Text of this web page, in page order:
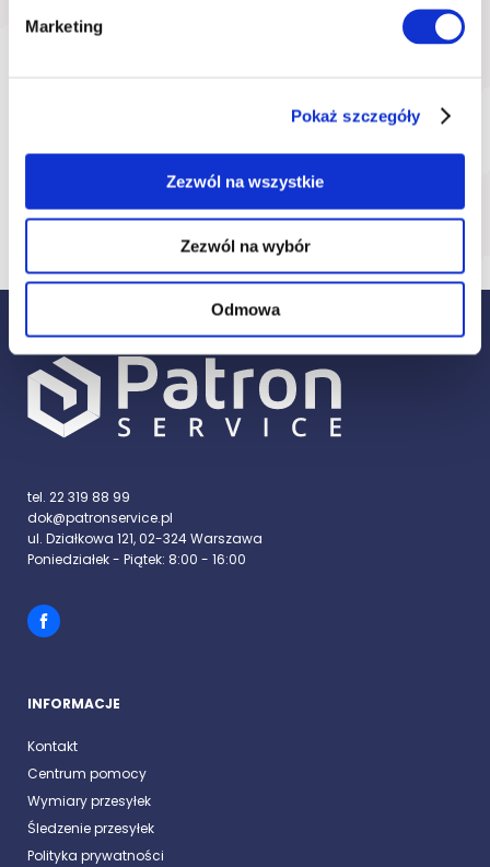
Marketing
Pokaż szczegóły
Zezwól na wszystkie
Zezwól na wybór
Odmowa
w całości
tel. 22 319 88 99
dok@patronservice.pl
ul. Działkowa 121, 02-324 Warszawa
Poniedziałek - Piątek: 8:00 - 16:00
INFORMACJE
Kontakt
Centrum pomocy
Wymiary przesyłek
Śledzenie przesyłek
Polityka prywatności